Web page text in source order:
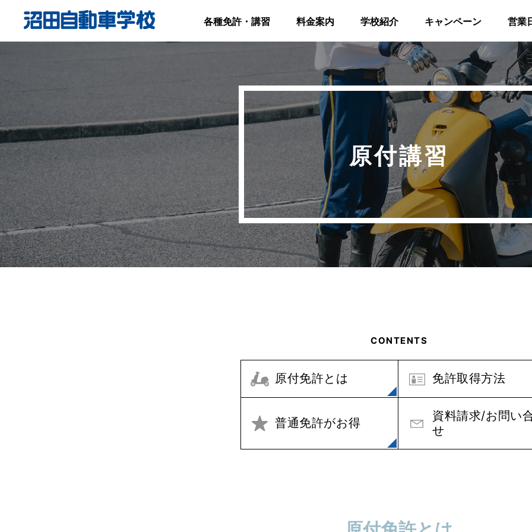
各種免許・講習 料金案内 学校紹介 キャンペーン 営業
原付講習
CONTENTS
原付免許とは 免許取得方法
普通免許がお得
資料請求/お問い
せ